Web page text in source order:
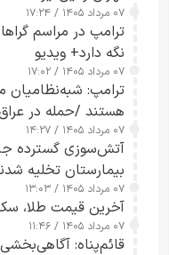
۰۷ مرداد ۱۴۰۵ / ۱۷:۲۴
ترامپ در مراسم
نگه دارد+ ویدیو
۰۷ مرداد ۱۴۰۵ / ۱۷:۰۲
ترامپ: شبه‌نظامیان
هستند /حمله در
۰۷ مرداد ۱۴۰۵ / ۱۴:۲۷
آتش‌سوزی گسترده
بیمارستان تخلیه
۰۷ مرداد ۱۴۰۵ / ۱۳:۰۳
آخرین قیمت طلا، سکه و
۰۷ مرداد ۱۴۰۵ / ۱۱:۴۶
قائم‌پناه: